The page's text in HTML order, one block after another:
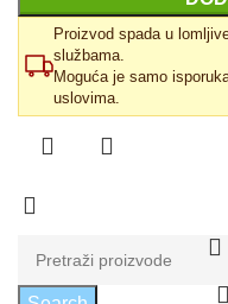
Proizvod spada u
službama.
Moguća je samo
uslovima.